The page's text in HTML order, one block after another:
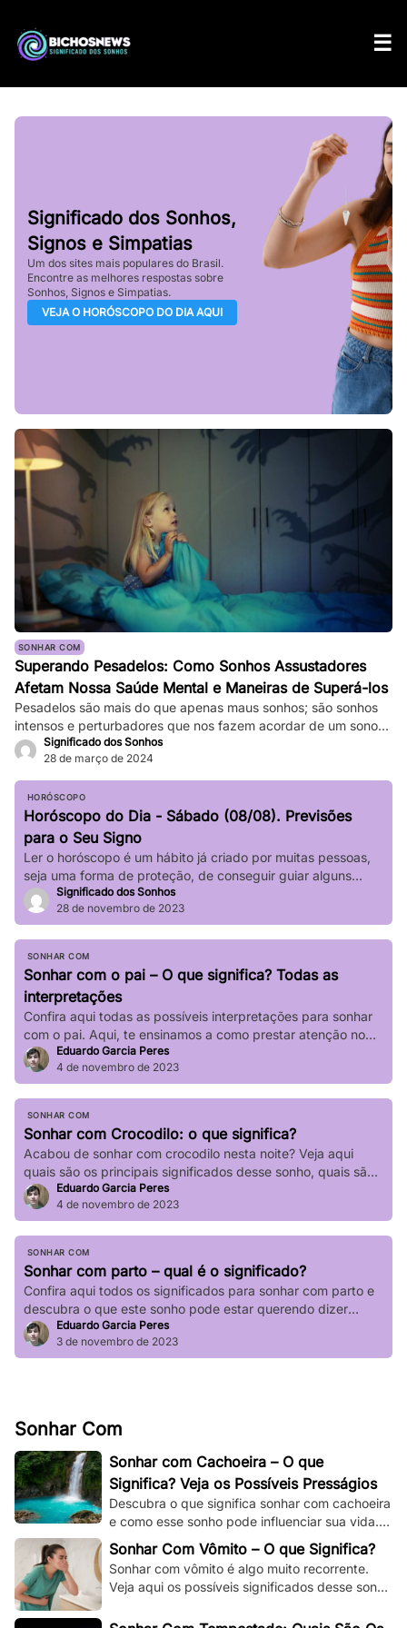
Significado dos Sonhos,
Signos e Simpatias
Um dos sites mais populares do Brasil.
Encontre as melhores respostas sobre
Sonhos, Signos e Simpatias.
VEJA O HORÓSCOPO DO DIA AQUI
SONHAR COM
Superando Pesadelos: Como Sonhos Assustadores
Afetam Nossa Saúde Mental e Maneiras de Superá-los
Pesadelos são mais do que apenas maus sonhos; são sonhos
intensos e perturbadores que nos fazem acordar de um sono
profundo. Eles podem ser tão vívidos e assustadores que
fazem nosso coração bater forte, e a sensação de medo
persiste mesmo depois de acordarmos. Enquanto pesadelos
ocasionais são comuns, ocorrências frequentes podem
impactar significativamente nossa […]
Significado dos Sonhos
28 de março de 2024
HORÓSCOPO
Horóscopo do Dia - Sábado (08/08). Previsões
para o Seu Signo
Ler o horóscopo é um hábito já criado por muitas pessoas,
seja uma forma de proteção, de conseguir guiar alguns
passos de sua vida e até mesmo de sair de determinadas
“roubadas”, não é mesmo? Quer saber o que os astros estão
prevendo para seu signo no dia de hoje? Basta verificar
Significado dos Sonhos
28 de novembro de 2023
SONHAR COM
Sonhar com o pai – O que significa? Todas as
interpretações
Confira aqui todas as possíveis interpretações para sonhar
com o pai. Aqui, te ensinamos a como prestar atenção no
seu sonho!Eduardo Garcia Peres
4 de novembro de 2023
SONHAR COM
Sonhar com Crocodilo: o que significa?
Acabou de sonhar com crocodilo nesta noite? Veja aqui
quais são os principais significados desse sonho, quais são
suas principais variações!
Eduardo Garcia Peres
4 de novembro de 2023
SONHAR COM
Sonhar com parto – qual é o significado?
Confira aqui todos os significados para sonhar com parto e
descubra o que este sonho pode estar querendo dizer
sobre a sua vida.
Eduardo Garcia Peres
3 de novembro de 2023
Sonhar Com
Sonhar com Cachoeira – O que
Significa? Veja os Possíveis Presságios
Descubra o que significa sonhar com cachoeira
e como esse sonho pode influenciar sua vida.
Explore os significados espirituais,
psicológicos!
Sonhar Com Vômito – O que Significa?
Sonhar com vômito é algo muito recorrente.
Veja aqui os possíveis significados desse sonho